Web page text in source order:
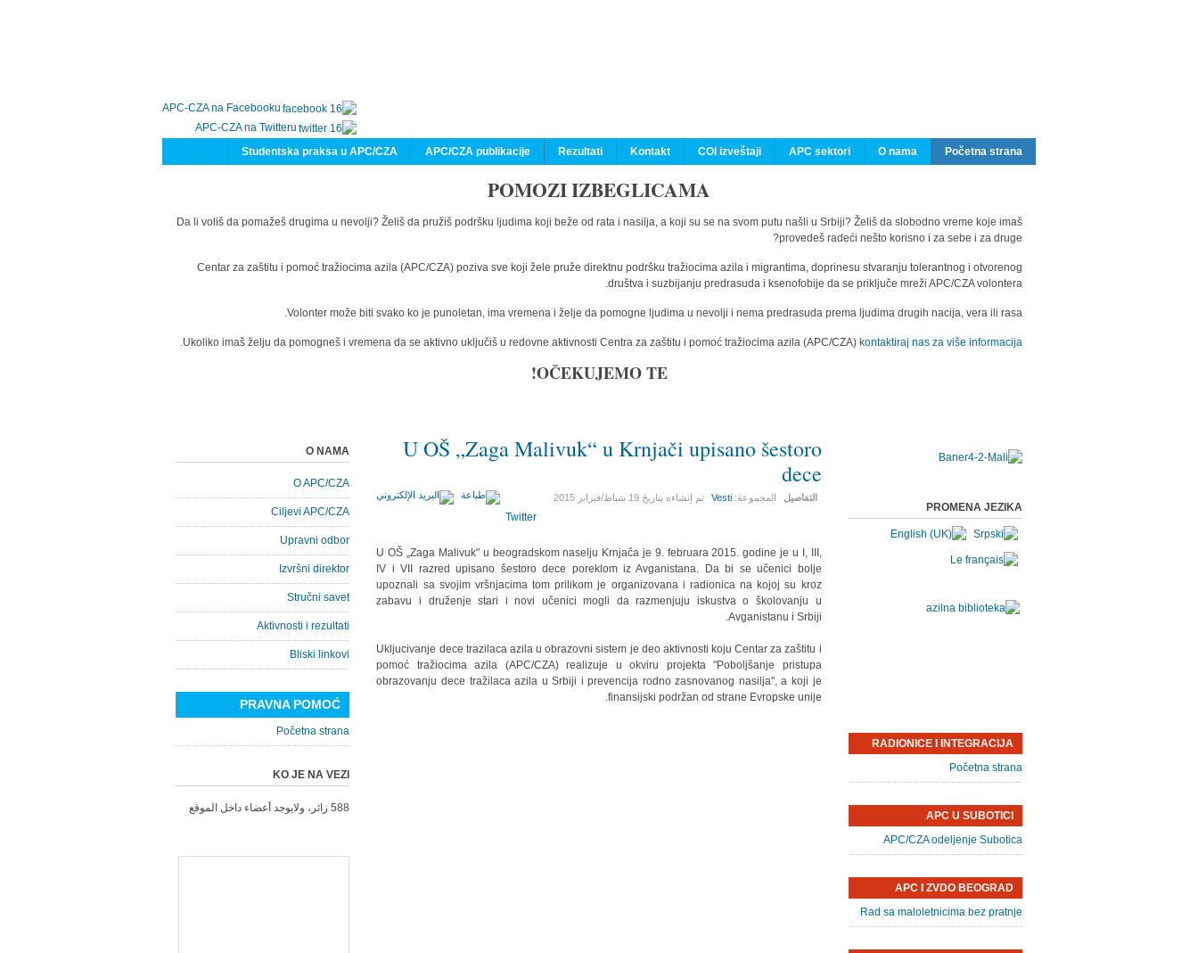
APC-CZA na Facebooku
APC-CZA na Twitteru
Početna strana
O nama
APC sektori
COI izveštaji
Kontakt
Rezultati
APC/CZA publikacije
Studentska praksa u APC/CZA
POMOZI IZBEGLICAMA
Da li voliš da pomažeš drugima u nevolji? Želiš da pružiš podršku ljudima koji beže od rata i nasilja, a koji su se na svom putu našli u Srbiji? Želiš da slobodno vreme koje imaš
provedeš radeći nešto korisno i za sebe i za druge?
Centar za zaštitu i pomoć tražiocima azila (APC/CZA) poziva sve koji žele pruže direktnu podršku tražiocima azila i migrantima, doprinesu stvaranju tolerantnog i otvorenog
društva i suzbijanju predrasuda i ksenofobije da se priključe mreži APC/CZA volontera.
Volonter može biti svako ko je punoletan, ima vremena i želje da pomogne ljudima u nevolji i nema predrasuda prema ljudima drugih nacija, vera ili rasa.
Ukoliko imaš želju da pomogneš i vremena da se aktivno uključiš u redovne aktivnosti Centra za zaštitu i pomoć tražiocima azila (APC/CZA) kontaktiraj nas za više informacija.
OČEKUJEMO TE!
U OŠ „Zaga Malivuk“ u Krnjači upisano šestoro
dece
التفاصيل المجموعة:Vesti تم إنشاءه بتاريخ19 شباط/فبراير 2015
Twitter
U OŠ „Zaga Malivuk" u beogradskom naselju Krnjača je 9. februara 2015. godine je u I, III,
IV i VII razred upisano šestoro dece poreklom iz Avganistana. Da bi se učenici bolje
upoznali sa svojim vršnjacima tom prilikom je organizovana i radionica na kojoj su kroz
zabavu i druženje stari i novi učenici mogli da razmenjuju iskustva o školovanju u
Avganistanu i Srbiji.
Ukljucivanje dece trazilaca azila u obrazovni sistem je deo aktivnosti koju Centar za zaštitu i
pomoć tražiocima azila (APC/CZA) realizuje u okviru projekta "Poboljšanje pristupa
obrazovanju dece tražilaca azila u Srbiji i prevencija rodno zasnovanog nasilja", a koji je
finansijski podržan od strane Evropske unije.
O NAMA
O APC/CZA
Ciljevi APC/CZA
Upravni odbor
Izvršni direktor
Stručni savet
Aktivnosti i rezultati
Bliski linkovi
PRAVNA POMOĆ
Početna strana
KO JE NA VEZI
588 زائر، ولايوجد أعضاء داخل الموقع
PROMENA JEZIKA
RADIONICE I INTEGRACIJA
Početna strana
APC U SUBOTICI
APC/CZA odeljenje Subotica
APC I ZVDO BEOGRAD
Rad sa maloletnicima bez pratnje